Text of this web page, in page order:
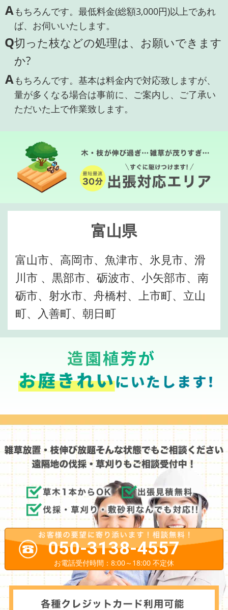
Aもちろんです。最低料金(総額3,000円)以上であれ
ば、お伺いいたします。
Q切った枝などの処理は、お願いできます
か?
Aもちろんです。基本は料金内で対応致しますが、
量が多くなる場合は事前に、ご案内し、ご了承い
ただいた上で作業致します。
富山県
富山市、高岡市、魚津市、氷見市、滑
川市 、黒部市、砺波市、小矢部市、南
砺市、射水市、舟橋村、上市町、立山
町、入善町、朝日町
造園植芳が
050-3138-4557
お電話受付時間：8:00～18:00 不定休